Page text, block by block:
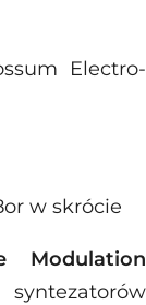
Electro-
w skrócie
Modulation
syntezatorów